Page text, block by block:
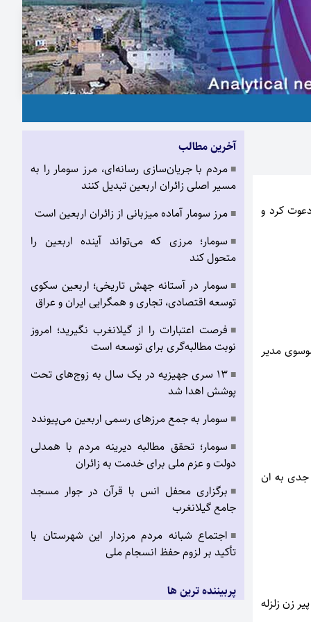
کرد و
مدیر
جدی به ان
زن زلزله
آخرین مطالب
■ مردم با جریان‌سازی رسانه‌ای، مرز سومار را به
مسیر اصلی زائران اربعین تبدیل کنند
■ مرز سومار آماده میزبانی از زائران اربعین است
■ سومار؛ مرزی که می‌تواند آینده اربعین را
متحول کند
■ سومار در آستانه جهش تاریخی؛ اربعین سکوی
توسعه اقتصادی، تجاری و همگرایی ایران و عراق
■ فرصت اعتبارات را از گیلانغرب نگیرید؛ امروز
نوبت مطالبه‌گری برای توسعه است
■
۱۳ سری جهیزیه در یک سال به زوج‌های تحت
پوشش اهدا شد
■ سومار به جمع مرزهای رسمی اربعین می‌پیوندد
■ سومار؛ تحقق مطالبه دیرینه مردم با همدلی
دولت و عزم ملی برای خدمت به زائران
■ برگزاری محفل انس با قرآن در جوار مسجد
جامع گیلانغرب
■ اجتماع شبانه مردم مرزدار این شهرستان با
تأکید بر لزوم حفظ انسجام ملی
پربیننده ترین ها